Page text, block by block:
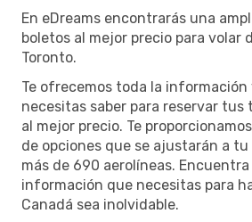
En eDreams encontrarás una
boletos al mejor precio para volar
Toronto.
Te ofrecemos toda la
necesitas saber para reservar
al mejor precio. Te
de opciones que se ajustarán a
más de 690 aerolíneas.
información que necesitas para
Canadá sea inolvidable.